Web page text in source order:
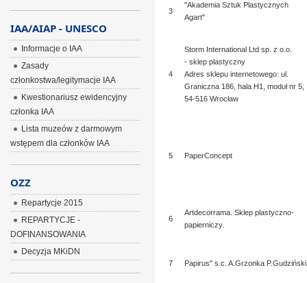
3
"Akademia Sztuk Plastycznych
Agart"
4
Storm International Ltd sp. z o.o.
- sklep plastyczny
Adres sklepu internetowego: ul.
Graniczna 186, hala H1, moduł nr 5,
54-516 Wrocław
5 PaperConcept
6
Artdecorrama. Sklep plastyczno-
papierniczy.
7 Papirus" s.c. A.Grzonka P.Gudziński
IAA/AIAP - UNESCO
Informacje o IAA
Zasady
członkostwa/legitymacje IAA
Kwestionariusz ewidencyjny
członka IAA
Lista muzeów z darmowym
wstępem dla członków IAA
OZZ
Repartycje 2015
REPARTYCJE -
DOFINANSOWANIA
Decyzja MKiDN